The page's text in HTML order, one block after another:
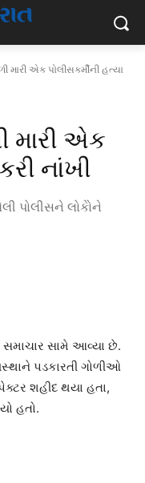
મારી એક પોલીસકર્મીની હત્યા
મારી એક
નાંખી
પોલીસને લોકોેને
સમાચાર સામે આવ્યા છે.
પડકારતી ગોળીઓ
શહીદ થયા હતા,
હતો.